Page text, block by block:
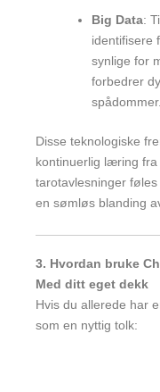
Big Data:
identifisere
synlige for
forbedrer
spådommer.
Disse teknologiske
kontinuerlig læring
tarotavlesninger
en sømløs blanding
3. Hvordan bruke
Med ditt eget dekk
Hvis du allerede har
som en nyttig tolk: